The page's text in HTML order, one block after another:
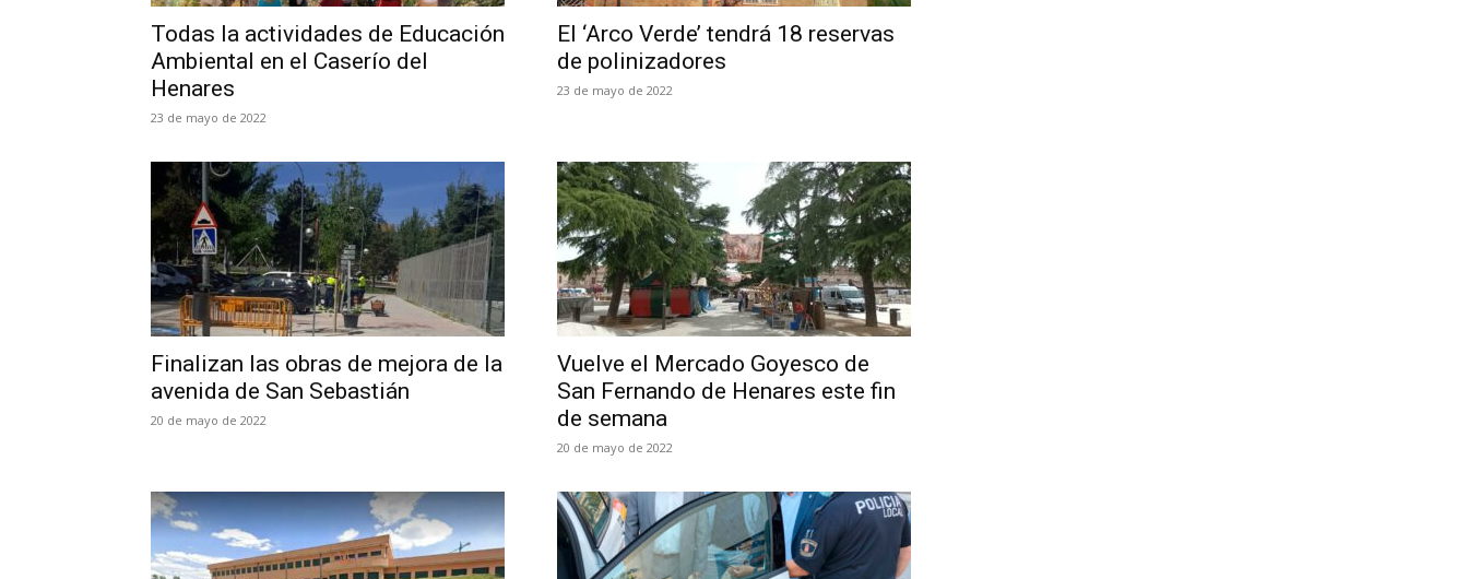
Todas la actividades de Educación
Ambiental en el Caserío del
Henares
23 de mayo de 2022
El ‘Arco Verde’ tendrá 18 reservas
de polinizadores
23 de mayo de 2022
Finalizan las obras de mejora de la
avenida de San Sebastián
20 de mayo de 2022
Vuelve el Mercado Goyesco de
San Fernando de Henares este fin
de semana
20 de mayo de 2022